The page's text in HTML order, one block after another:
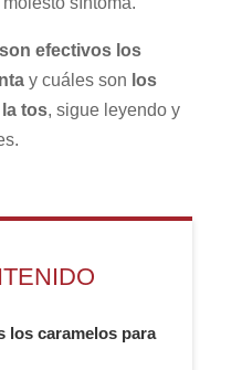
efectivos los
y cuáles son los
tos, sigue leyendo y
los caramelos para